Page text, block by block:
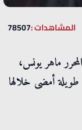
المشاهدات :78507
ماهر يونس،
أمضى خلالها